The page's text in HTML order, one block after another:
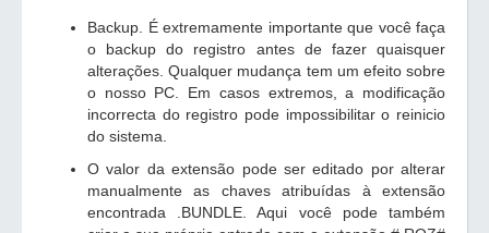
Backup. É extremamente importante que você faça
o backup do registro antes de fazer quaisquer
alterações. Qualquer mudança tem um efeito sobre
o nosso PC. Em casos extremos, a modificação
incorrecta do registro pode impossibilitar o reinicio
do sistema.
O valor da extensão pode ser editado por alterar
manualmente as chaves atribuídas à extensão
encontrada .BUNDLE. Aqui você pode também